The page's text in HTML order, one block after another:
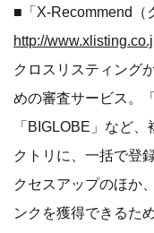
■「X-Recommend（
http://
クロスリスティング
めの審査サービス。
「BIGLOBE」など
クトリに、一括で登
クセスアップのほか
ンクを獲得できるた